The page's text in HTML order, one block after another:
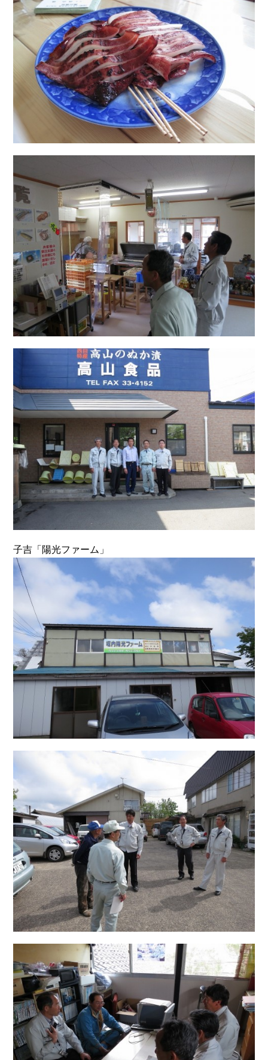
子吉「陽光ファーム」